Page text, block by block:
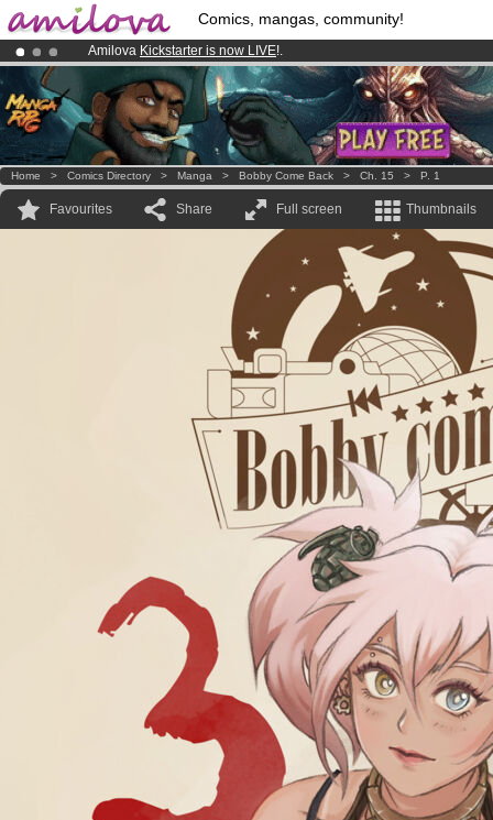
Comics, mangas, community!
Amilova Kickstarter is now LIVE!.
Already 134393membersand 1208comics & mangas!.
Premium membership from3.95 euros per month !Get membership
Home > Comics Directory > Manga > Bobby Come Back > Ch. 15 > P. 1
Favourites Share Full screen Thumbnails